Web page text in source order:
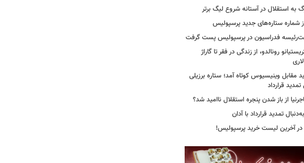
به استقلال در آستانه شروع لیگ برتر
شماره ستاره‌های جدید پرسپولیس
فدراسیون در پرسپولیس پست گرفت
رونالدو، از زندگی در فقر تا گاراژ
مقابل وینیسیوس کوتاه آمد؛ ستاره برزیلی
قرارداد
از باز شدن پنجره استقلال ناامید شد؟
تمدید قرارداد با آدان